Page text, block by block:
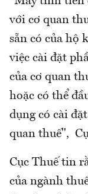
với cơ quan
sẵn có của hộ
việc cài đặt
của cơ quan
hoặc có thể
dụng có cài
quan thuế",
Cục Thuế tin
của ngành